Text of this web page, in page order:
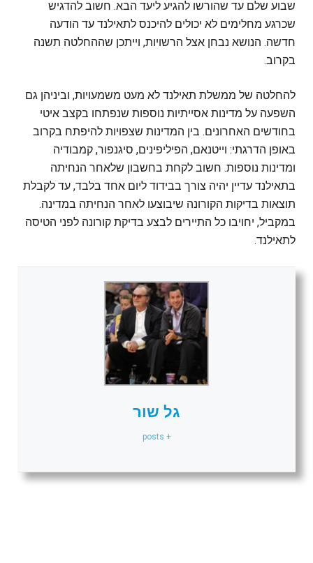
שבוע שלם עד שהורשו להגיע ליעד הבא. חשוב להדגיש
שכרגע מחלימים לא יכולים להיכנס לתאילנד עד הודעה
חדשה. הנושא נבחן אצל הרשויות, וייתכן שההחלטה תשנה
בקרוב.
להחלטה של ממשלת תאילנד לא מעט משמעויות, וביניהן גם
השפעה על מדינות אסייתיות נוספות שנפתחו בקצב איטי
בחודשים האחרונים. בין המדינות שצפויות להיפתח בקרוב
באופן הדרגתי: וייטנאם, הפיליפינים, סיגנפור, קמבודיה
ומדינות נוספות. חשוב לקחת בחשבון שלאחר הנחיתה
בתאילנד עדיין יהיה צורך בבידוד ליום אחד בלבד, עד לקבלת
תוצאות בדיקות הקורונה שיבוצעו לאחר הנחיתה במדינה.
במקביל, יחויבו כל התיירים לבצע בדיקת קורונה לפני הטיסה
לתאילנד.
גל שור
+ posts